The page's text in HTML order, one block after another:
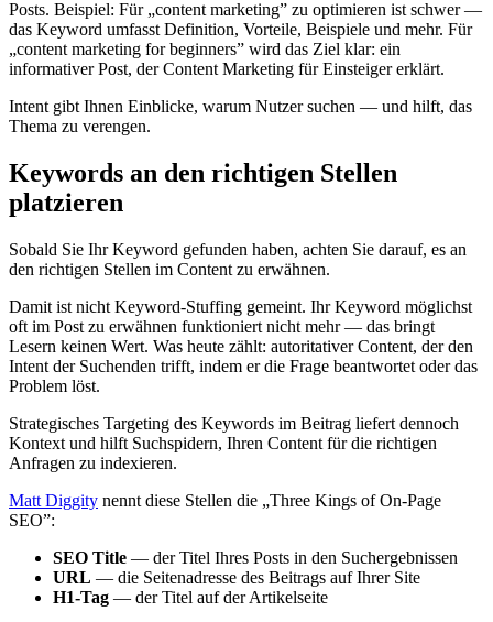
Posts. Beispiel: Für „content marketing” zu optimieren ist schwer —
das Keyword umfasst Definition, Vorteile, Beispiele und mehr. Für
„content marketing for beginners” wird das Ziel klar: ein
informativer Post, der Content Marketing für Einsteiger erklärt.
Intent gibt Ihnen Einblicke, warum Nutzer suchen — und hilft, das
Thema zu verengen.
Keywords an den richtigen Stellen
platzieren
Sobald Sie Ihr Keyword gefunden haben, achten Sie darauf, es an
den richtigen Stellen im Content zu erwähnen.
Damit ist nicht Keyword-Stuffing gemeint. Ihr Keyword möglichst
oft im Post zu erwähnen funktioniert nicht mehr — das bringt
Lesern keinen Wert. Was heute zählt: autoritativer Content, der den
Intent der Suchenden trifft, indem er die Frage beantwortet oder das
Problem löst.
Strategisches Targeting des Keywords im Beitrag liefert dennoch
Kontext und hilft Suchspidern, Ihren Content für die richtigen
Anfragen zu indexieren.
Matt Diggity nennt diese Stellen die „Three Kings of On-Page
SEO”:
SEO Title — der Titel Ihres Posts in den Suchergebnissen
URL — die Seitenadresse des Beitrags auf Ihrer Site
H1-Tag — der Titel auf der Artikelseite